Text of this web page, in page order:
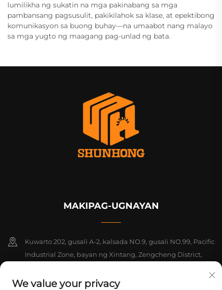
lumilikha ng sukatin na mga pakinabang sa mga
pambansang pagsusulit, pakikilahok sa klase, at epektibong
komunikasyon sa buong buhay—na umaabot nang malayo
sa mga yugto ng maagang pag-unlad ng bata.
MAKIPAG-UGNAYAN
Kuwarto 202, gusali A-2, kalsada NO.9, gusali NO.99, Pacific
Industrial Zone, bayan ng Xintang, Zengcheng District,
We value your privacy